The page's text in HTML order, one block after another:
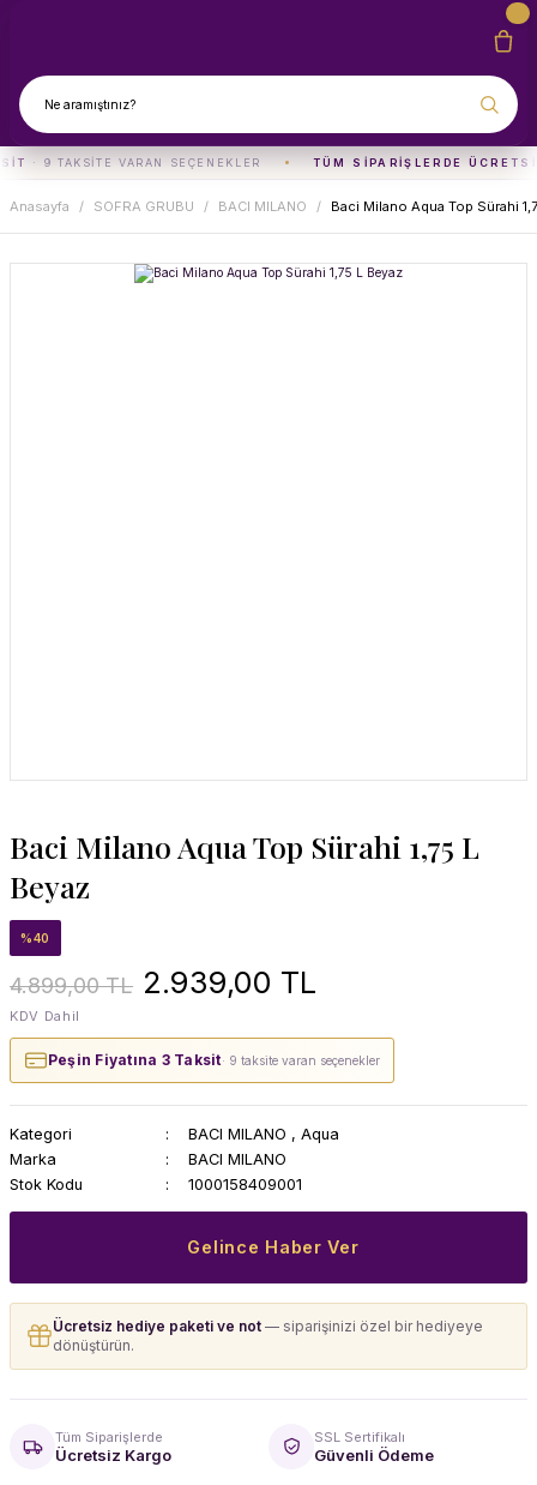
· 9 TAKSITE VARAN SEÇENEKLER TÜM SIPARIŞLERDE
Anasayfa SOFRA GRUBU BACI MILANO Baci Milano Aqua Top Sürahi
Baci Milano Aqua Top Sürahi 1,75 L
Beyaz
%40
4.899,00 TL 2.939,00 TL
KDV Dahil
Peşin Fiyatına 3 Taksit· 9 taksite varan seçenekler
Kategori BACI MILANO , Aqua
Marka
BACI MILANO
Stok Kodu
1000158409001
Gelince Haber Ver
Ücretsiz hediye paketi ve not — siparişinizi özel bir hediyeye
dönüştürün.
Tüm Siparişlerde
Ücretsiz Kargo
SSL Sertifikalı
Güvenli Ödeme